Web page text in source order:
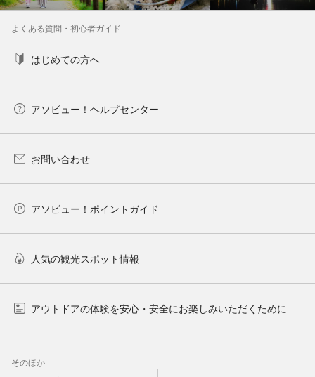
よくある質問・初心者ガイド
はじめての方へ
アソビュー！ヘルプセンター
お問い合わせ
アソビュー！ポイントガイド
人気の観光スポット情報
アウトドアの体験を安心・安全にお楽しみいただくために
そのほか